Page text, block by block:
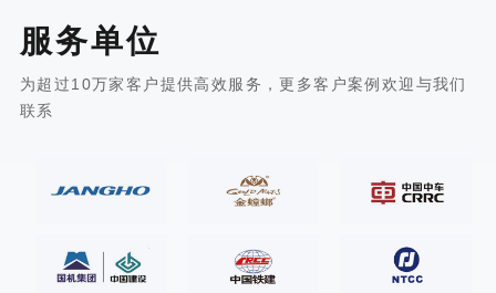
服务单位
为超过10万家客户提供高效服务，更多客户案例欢迎与我们
联系